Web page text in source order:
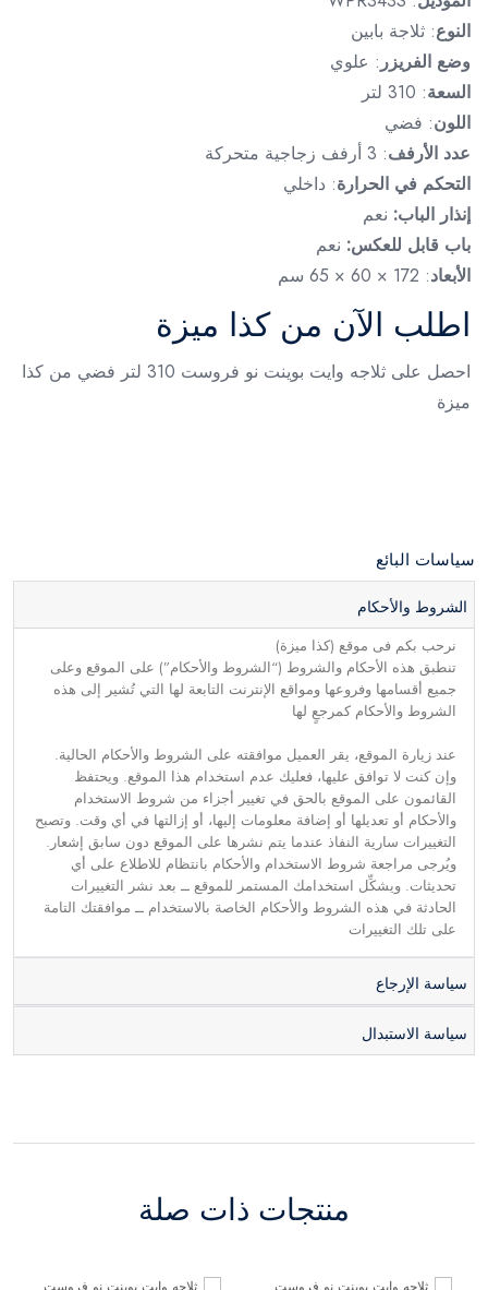
النوع: ثلاجة بابين
وضع الفريزر : علوي
السعة: 310 لتر
اللون: فضي
عدد الأرفف: 3 أرفف زجاجية متحركة
التحكم في الحرارة: داخلي
إنذار الباب: نعم
باب قابل للعكس: نعم
الأبعاد: 172 × 60 × 65 سم
اطلب الآن من كذا ميزة
احصل على ثلاجه وايت بوينت نو فروست 310 لتر فضي من كذا
ميزة
سياسات البائع
الشروط والأحكام
نرحب بكم فى موقع (كذا ميزة)
تنطبق هذه الأحكام والشروط (“الشروط والأحكام”) على الموقع وعلى
جميع أقسامها وفروعها ومواقع الإنترنت التابعة لها التي تُشير إلى هذه
الشروط والأحكام كمرجعٍ لها
عند زيارة الموقع، يقر العميل موافقته على الشروط والأحكام الحالية.
وإن كنت لا توافق عليها، فعليك عدم استخدام هذا الموقع. ويحتفظ
القائمون على الموقع بالحق في تغيير أجزاء من شروط الاستخدام
والأحكام أو تعديلها أو إضافة معلومات إليها، أو إزالتها في أي وقت. وتصبح
التغييرات سارية النفاذ عندما يتم نشرها على الموقع دون سابق إشعار.
ويُرجى مراجعة شروط الاستخدام والأحكام بانتظام للاطلاع على أي
تحديثات. ويشكِّل استخدامك المستمر للموقع ــ بعد نشر التغييرات
الحادثة في هذه الشروط والأحكام الخاصة بالاستخدام ــ موافقتك التامة
على تلك التغييرات
سياسة الإرجاع
سياسة الاستبدال
منتجات ذات صلة